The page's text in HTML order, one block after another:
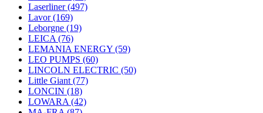
Laserliner(497)
Lavor(169)
Leborgne (19)
LEICA (76)
LEMANIA ENERGY (59)
LEO PUMPS (60)
LINCOLN ELECTRIC (50)
Little Giant (77)
LONCIN (18)
LOWARA (42)